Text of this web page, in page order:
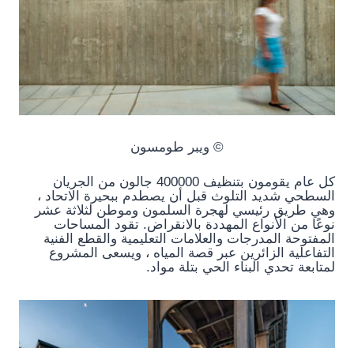
© ويبر طومسون
كل عام يقومون بتنظيف 400000 جالون من الجريان
السطحي شديد التلوث قبل أن يصطدم ببحيرة الاتحاد ،
وهي طريق رئيسي لهجرة السلمون وموطن لثلاثة عشر
نوعًا من الأنواع المهددة بالانقراض. تقود المساحات
المفتوحة المدرجات والعلامات التعليمية والقطع الفنية
التفاعلية الزائرين عبر قصة المياه ، ويسعى المشروع
لمتابعة تحدي البناء الحي بتلة مواد.